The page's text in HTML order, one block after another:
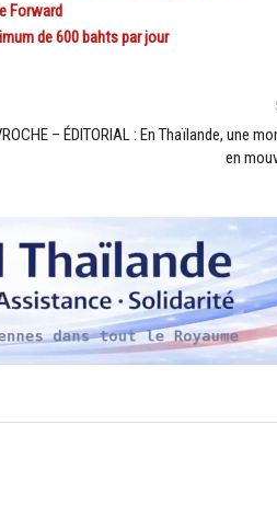
Forward
de 600 bahts par jour
– ÉDITORIAL : En Thaïlande, une
en